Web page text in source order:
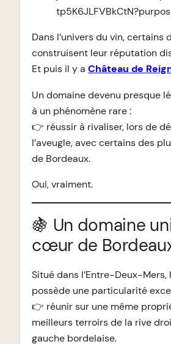
Dans l’univers du vin, certains
construisent leur réputation
Et puis il y aChâteau de
Un domaine devenu presque
à un phénomène rare :
👉 réussir à rivaliser, lors de
l’aveugle, avec certains des
de Bordeaux.
Oui, vraiment.
🍇 Un domaine
cœur de
Situé dans l’Entre-Deux-Mers,
possède une particularité
👉 réunir sur une même
meilleurs terroirs de la rive
gauche bordelaise.